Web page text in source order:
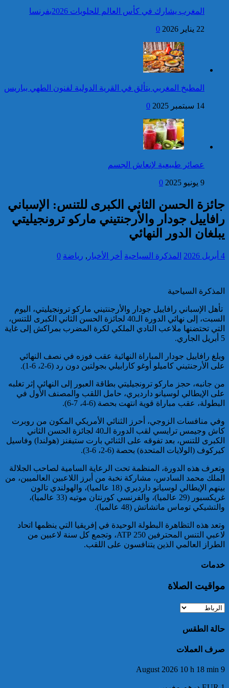
برقية تهنئة إلى جلالة الملك
من رئيس مجلس وزراء
جمهورية أرمينيا بمناسبة عيد
فتح بحث للتحقق من الأفعال
الإجرامية المنسوبة لأربع وعشرين
شخصا للاشتباه في تورطهم في
الامتناع عن القيام بعمل من أعمال
وظيفتهم بغرض الارتشاء
واستغلال النفوذ
إحصائيات مكافحة الجريمة ..
استمرار ارتفاع معدل الزجر
بالعنف
تقديم 17 موقوفا على أنظار النيابة
العامة لدى محكمة الاستئناف
موظف أمن يتقدم بشكاية لدى
الوكيل العام للملك بمحكمة
الاستئناف بالدار البيضاء على
خلفية ادعاءات وهمية وجرائم
مزعومة نسبها له حساب على
شبكات التواصل الاجتماعي
خبير: “البيعة الإلكترونية” تكشف
تحول الإرهاب الرقمي بعد تفكيك
خلية داعشية بتطوان
تركيا:القضاء يأمر بحبس رئيس
كاريكاتير
المغرب يشارك في كأس العالم للحلويات 2026بفرنسا
22 يناير 2026 0
المطبخ المغربي يتألق في القرية الدولية لفنون الطهي بباريس
14 سبتمبر 2025 0
عصائر طبيعية لإنعاش الجسم
9 يونيو 2025 0
جائزة الحسن الثاني الكبرى للتنس: الإسباني
رافاييل جودار والأرجنتيني ماركو ترونجيليتي
يبلغان الدور النهائي
4 أبريل 2026 المذكرة السياحية أخر الأخبار , رياضة 0
المذكرة السياحية
تأهل الإسباني رافاييل جودار والأرجنتيني ماركو ترونجيليتي، اليوم
السبت، إلى نهائي الدورة الـ40 لجائزة الحسن الثاني الكبرى للتنس،
التي تحتضنها ملاعب النادي الملكي لكرة المضرب بمراكش إلى غاية
5 أبريل الجاري.
وبلغ رافاييل جودار المباراة النهائية عقب فوزه في نصف النهائي
على الأرجنتيني كاميلو أوغو كارابيلي بجولتين دون رد (6-2، 6-1).
من جانبه، حجز ماركو ترونجيليتي بطاقة العبور إلى النهائي إثر تغلبه
على الإيطالي لوسيانو دارديري، حامل اللقب والمصنف الأول في
البطولة، عقب مباراة قوية انتهت بحصة (6-4، 7-6).
وفي منافسات الزوجي، أحرز الثنائي الأمريكي المكون من روبرت
كاش وجيمس ترايسي لقب الدورة الـ40 لجائزة الحسن الثاني
الكبرى للتنس، بعد تفوقه على الثنائي بارت ستيفنز (هولندا) وفاسيل
كيركوف (الولايات المتحدة) بحصة (6-2، 6-3).
وتعرف هذه الدورة، المنظمة تحت الرعاية السامية لصاحب الجلالة
الملك محمد السادس، مشاركة نخبة من أبرز اللاعبين العالميين، من
بينهم الإيطالي لوسيانو دارديري (18 عالميا)، والهولندي تالون
غريكسبور (29 عالميا)، والفرنسي كورنتان موتيه (33 عالميا)،
والتشيكي توماس ماتشاتش (48 عالميا).
وتعد هذه التظاهرة البطولة الوحيدة في إفريقيا التي ينظمها اتحاد
لاعبي التنس المحترفين 250 ATP، وتجمع كل سنة لاعبين من
الطراز العالمي الذين يتنافسون على اللقب.
خدمات
مواقيت الصلاة
حالة الطقس
صرف العملات
9 August 2026 10 h 18 min